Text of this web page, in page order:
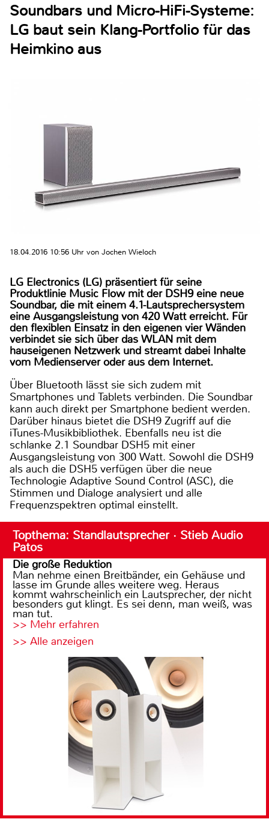
Soundbars und Micro-HiFi-Systeme:
LG baut sein Klang-Portfolio für das
Heimkino aus
18.04.2016 10:56 Uhr von Jochen Wieloch
LG Electronics (LG) präsentiert für seine
Produktlinie Music Flow mit der DSH9 eine neue
Soundbar, die mit einem 4.1-Lautsprechersystem
eine Ausgangsleistung von 420 Watt erreicht. Für
den flexiblen Einsatz in den eigenen vier Wänden
verbindet sie sich über das WLAN mit dem
hauseigenen Netzwerk und streamt dabei Inhalte
vom Medienserver oder aus dem Internet.
Über Bluetooth lässt sie sich zudem mit
Smartphones und Tablets verbinden. Die Soundbar
kann auch direkt per Smartphone bedient werden.
Darüber hinaus bietet die DSH9 Zugriff auf die
iTunes-Musikbibliothek. Ebenfalls neu ist die
schlanke 2.1 Soundbar DSH5 mit einer
Ausgangsleistung von 300 Watt. Sowohl die DSH9
als auch die DSH5 verfügen über die neue
Technologie Adaptive Sound Control (ASC), die
Stimmen und Dialoge analysiert und alle
Frequenzspektren optimal einstellt.
Topthema: Standlautsprecher · Stieb Audio
Patos
Die große Reduktion
Man nehme einen Breitbänder, ein Gehäuse und
lasse im Grunde alles weitere weg. Heraus
kommt wahrscheinlich ein Lautsprecher, der nicht
besonders gut klingt. Es sei denn, man weiß, was
man tut.
>> Mehr erfahren
>> Alle anzeigen